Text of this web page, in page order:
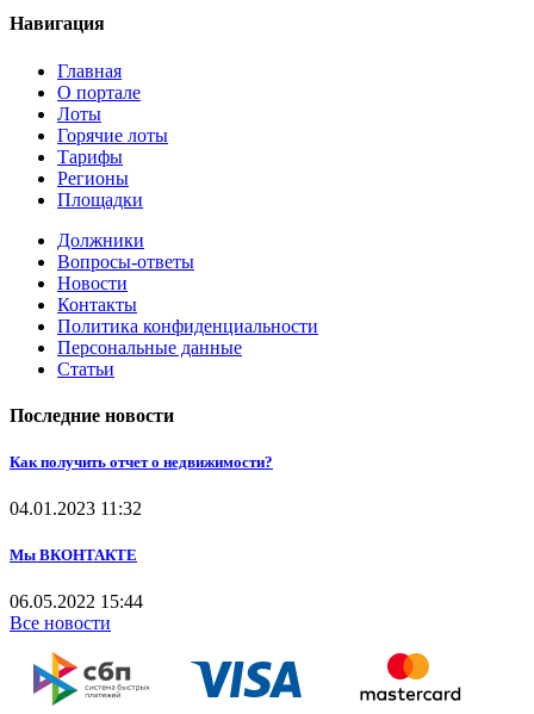
Навигация
Главная
О портале
Лоты
Горячие лоты
Тарифы
Регионы
Площадки
Должники
Вопросы-ответы
Новости
Контакты
Политика конфиденциальности
Персональные данные
Статьи
Последние новости
Как получить отчет о недвижимости?
04.01.2023 11:32
Мы ВКОНТАКТЕ
06.05.2022 15:44
Все новости